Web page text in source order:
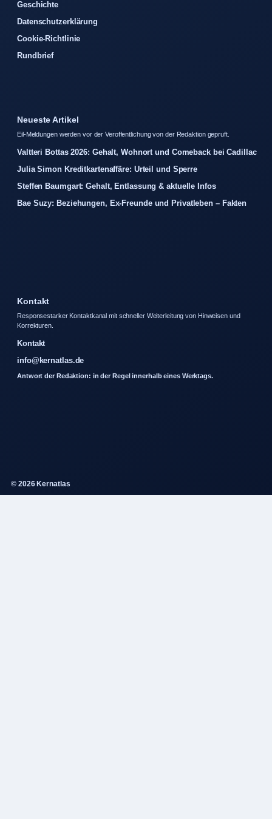
Geschichte
Datenschutzerklärung
Cookie-Richtlinie
Rundbrief
Neueste Artikel
Eil-Meldungen werden vor der Veroffentlichung von der Redaktion gepruft.
Valtteri Bottas 2026: Gehalt, Wohnort und Comeback bei Cadillac
Julia Simon Kreditkartenaffäre: Urteil und Sperre
Steffen Baumgart: Gehalt, Entlassung & aktuelle Infos
Bae Suzy: Beziehungen, Ex-Freunde und Privatleben – Fakten
Kontakt
Responsestarker Kontaktkanal mit schneller Weiterleitung von Hinweisen und
Korrekturen.
Kontakt
info@kernatlas.de
Antwort der Redaktion: in der Regel innerhalb eines Werktags.
© 2026 Kernatlas